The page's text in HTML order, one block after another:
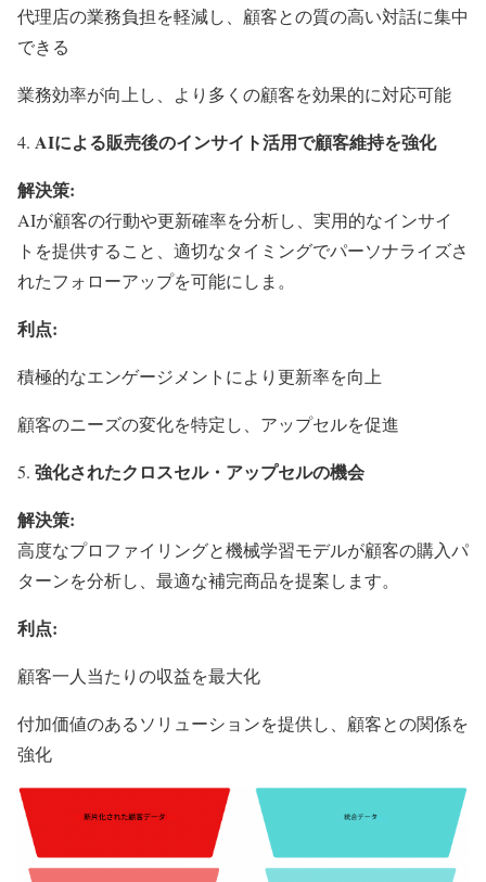
代理店の業務負担を軽減し、顧客との質の高い対話に集中
できる
業務効率が向上し、より多くの顧客を効果的に対応可能
AIによる販売後のインサイト活用で顧客維持を強化
解決策:
AIが顧客の行動や更新確率を分析し、実用的なインサイ
トを提供すること、適切なタイミングでパーソナライズさ
れたフォローアップを可能にしま。
利点:
積極的なエンゲージメントにより更新率を向上
顧客のニーズの変化を特定し、アップセルを促進
強化されたクロスセル・アップセルの機会
解決策:
高度なプロファイリングと機械学習モデルが顧客の購入パ
ターンを分析し、最適な補完商品を提案します。
利点:
顧客一人当たりの収益を最大化
付加価値のあるソリューションを提供し、顧客との関係を
強化